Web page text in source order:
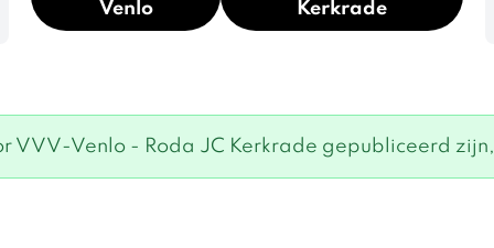
Venlo
Kerkrade
VVV-Venlo - Roda JC Kerkrade gepubliceerd